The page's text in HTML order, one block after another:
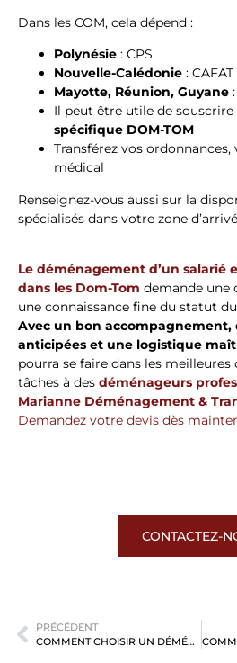
Dans les COM, cela dépend :
Polynésie : CPS
Nouvelle-Calédonie : CAFAT
Mayotte, Réunion, Guyane
Il peut être utile de
spécifique DOM-TOM
Transférez vos ordonnances,
médical
Renseignez-vous aussi sur la
spécialisés dans votre zone
Le déménagement d’un salarié
dans les Dom-Tom demande une
une connaissance fine du statut
Avec un bon accompagnement,
anticipées et une logistique
pourra se faire dans les
tâches à des déménageurs
Marianne Déménagement &
Demandez votre devis dès
CONTACTEZ-
PRÉCÉDENT
COMMENT CHOISIR UN DÉMÉNAGEUR FIABLE POUR MON ENTREPRISE ?